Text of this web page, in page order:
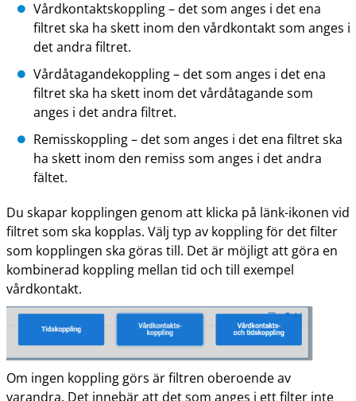
Vårdkontaktskoppling – det som anges i det ena
filtret ska ha skett inom den vårdkontakt som anges i
det andra filtret.
Vårdåtagandekoppling – det som anges i det ena
filtret ska ha skett inom det vårdåtagande som
anges i det andra filtret.
Remisskoppling – det som anges i det ena filtret ska
ha skett inom den remiss som anges i det andra
fältet.
Du skapar kopplingen genom att klicka på länk-ikonen vid
filtret som ska kopplas. Välj typ av koppling för det filter
som kopplingen ska göras till. Det är möjligt att göra en
kombinerad koppling mellan tid och till exempel
vårdkontakt.
Om ingen koppling görs är filtren oberoende av
varandra. Det innebär att det som anges i ett filter inte